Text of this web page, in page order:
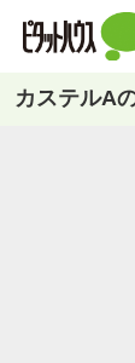
カステルA